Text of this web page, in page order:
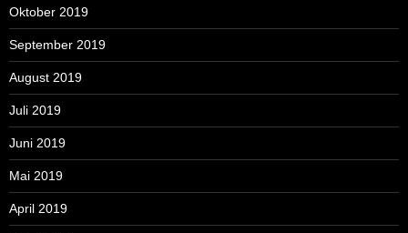
Oktober 2019
September 2019
August 2019
Juli 2019
Juni 2019
Mai 2019
April 2019